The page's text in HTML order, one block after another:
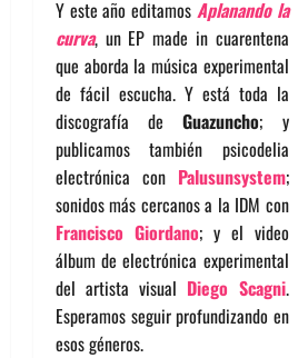
Y este año editamos Aplanando la
curva, un EP made in cuarentena
que aborda la música experimental
de fácil escucha. Y está toda la
discografía deGuazuncho; y
publicamos también psicodelia
electrónica con Palusunsystem;
sonidos más cercanos a la IDM con
Francisco Giordano; y el video
álbum de electrónica experimental
del artista visual Diego Scagni.
Esperamos seguir profundizando en
esos géneros.